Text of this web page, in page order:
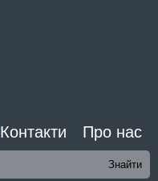
Контакти Про нас